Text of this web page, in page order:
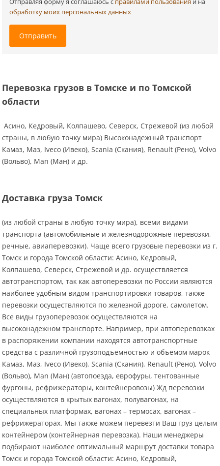
Отправляя форму я соглашаюсь c правилами пользования и на
обработку моих персональных данных
Отправить
Перевозка грузов в Томске и по Томской
области
Асино, Кедровый, Колпашево, Северск, Стрежевой (из любой
страны, в любую точку мира) Высоконадежный транспорт
Камаз, Маз, Iveco (Ивеко), Scania (Скания), Renault (Рено), Volvo
(Вольво), Man (Ман) и др.
Доставка груза Томск
(из любой страны в любую точку мира), всеми видами
транспорта (автомобильные и железнодорожные перевозки,
речные, авиаперевозки). Чаще всего грузовые перевозки из г.
Томск и города Томской области: Асино, Кедровый,
Колпашево, Северск, Стрежевой и др. осуществляется
автотранспортом, так как автоперевозки по России являются
наиболее удобным видом транспортировки товаров, также
перевозки осуществляются по железной дороге, самолетом.
Все виды грузоперевозок осуществляются на
высоконадежном транспорте. Например, при автоперевозках
в распоряжении компании находятся автотранспортные
средства с различной грузоподъемностью и объемом марок
Камаз, Маз, Iveco (Ивеко), Scania (Скания), Renault (Рено), Volvo
(Вольво), Man (Ман) (автопоезда, еврофуры, тентованные
фургоны, рефрижераторы, контейнеровозы) Жд перевозки
осуществляются в крытых вагонах, полувагонах, на
специальных платформах, вагонах – термосах, вагонах –
рефрижераторах. Мы также можем перевезти Ваш груз целым
контейнером (контейнерная перевозка). Наши менеджеры
подбирают наиболее оптимальный маршрут доставки товара
Томск и города Томской области: Асино, Кедровый,